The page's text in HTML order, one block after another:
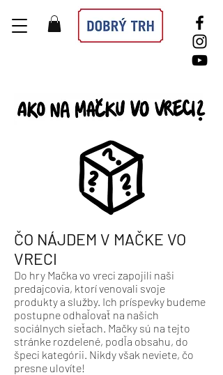
ČO NÁJDEM V MAČKE VO
VRECI
Do hry Mačka vo vreci zapojili naši
predajcovia, ktorí venovali svoje
produkty a služby. Ich príspevky budeme
postupne odhaľovať na našich
sociálnych sieťach. Mačky sú na tejto
stránke rozdelené, podľa obsahu, do
špeci kategórii. Nikdy však neviete, čo
presne ulovíte!